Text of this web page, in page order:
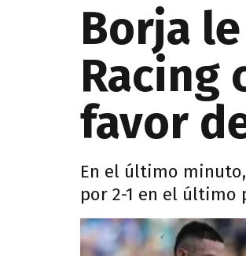
Borja
Racing
favor
En el último
por 2-1 en el último